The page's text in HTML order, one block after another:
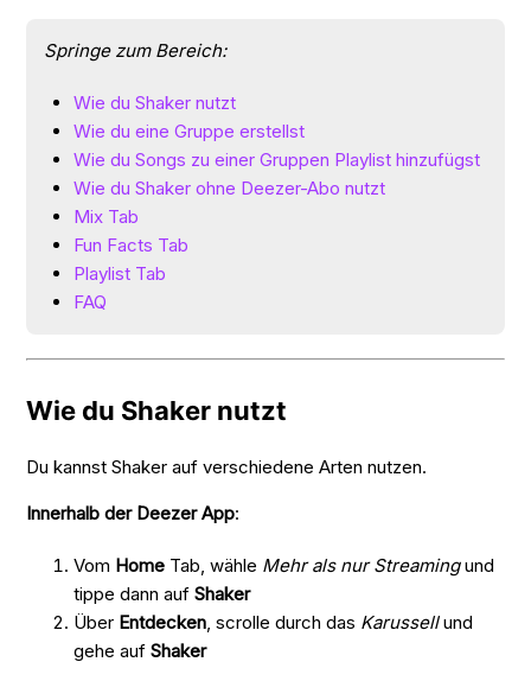
Springe zum Bereich:
Wie du Shaker nutzt
Wie du eine Gruppe erstellst
Wie du Songs zu einer Gruppen Playlist hinzufügst
Wie du Shaker ohne Deezer-Abo nutzt
Mix Tab
Fun Facts Tab
Playlist Tab
FAQ
Wie du Shaker nutzt
Du kannst Shaker auf verschiedene Arten nutzen.
Innerhalb der Deezer App:
Vom Home Tab, wähle Mehr als nur Streamingund
tippe dann aufShaker
Über Entdecken, scrolle durch das Karussellund
gehe aufShaker